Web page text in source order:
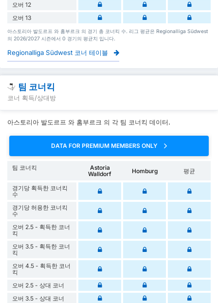
오버 12
오버 13
아스토리아 발도르프 와 홈부르크 의 경기 총 코너킥 수. 리그 평균은 Regionalliga Südwest
의 2026/2027 시즌에서 0 경기의 평균치 입니다.
Regionalliga Südwest 코너 테이블
팀 코너킥
코너 획득/상대방
아스토리아 발도르프 와 홈부르크 의 각 팀 코너킥 데이터.
DATA FOR PREMIUM MEMBERS ONLY
팀 코너킥
Astoria
Walldorf
Homburg 평균
경기당 획득한 코너킥
수
경기당 허용한 코너킥
수
오버 2.5 - 획득한 코너
킥
오버 3.5 - 획득한 코너
킥
오버 4.5 - 획득한 코너
킥
오버 2.5 - 상대 코너
오버 3.5 - 상대 코너